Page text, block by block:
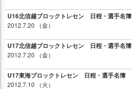
U16北信越ブロックトレセン 日程・選手名簿
2012.7.20 （金）
U17北信越ブロックトレセン 日程・選手名簿
2012.7.20 （金）
U17東海ブロックトレセン 日程・選手名簿
2012.7.10 （火）